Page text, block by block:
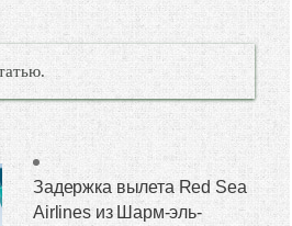
Задержка вылета Red Sea
Airlines из Шарм-эль-